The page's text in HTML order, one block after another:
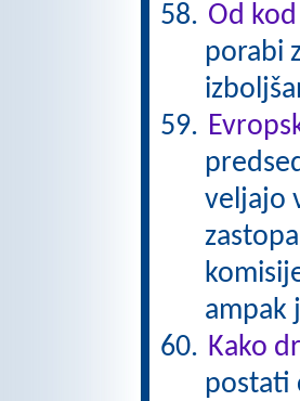
Od
porabi
veljajo
ampak
Kako
postati